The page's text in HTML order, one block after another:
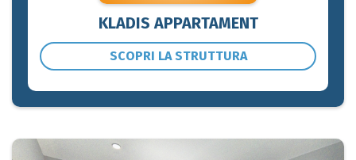
KLADIS APPARTAMENT
SCOPRI LA STRUTTURA